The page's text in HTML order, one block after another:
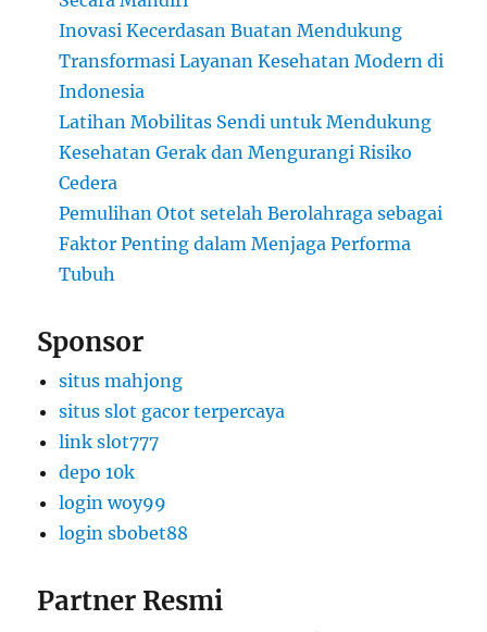
Inovasi Kecerdasan Buatan Mendukung
Transformasi Layanan Kesehatan Modern di
Indonesia
Latihan Mobilitas Sendi untuk Mendukung
Kesehatan Gerak dan Mengurangi Risiko
Cedera
Pemulihan Otot setelah Berolahraga sebagai
Faktor Penting dalam Menjaga Performa
Tubuh
Sponsor
situs mahjong
situs slot gacor terpercaya
link slot777
depo 10k
login woy99
login sbobet88
Partner Resmi